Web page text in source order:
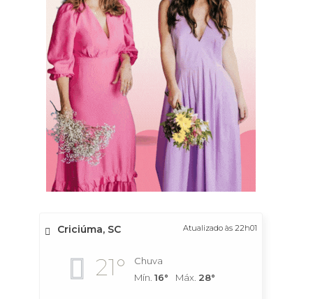
Criciúma, SC Atualizado às 22h01
21°
Chuva
Mín. 16° Máx. 28°